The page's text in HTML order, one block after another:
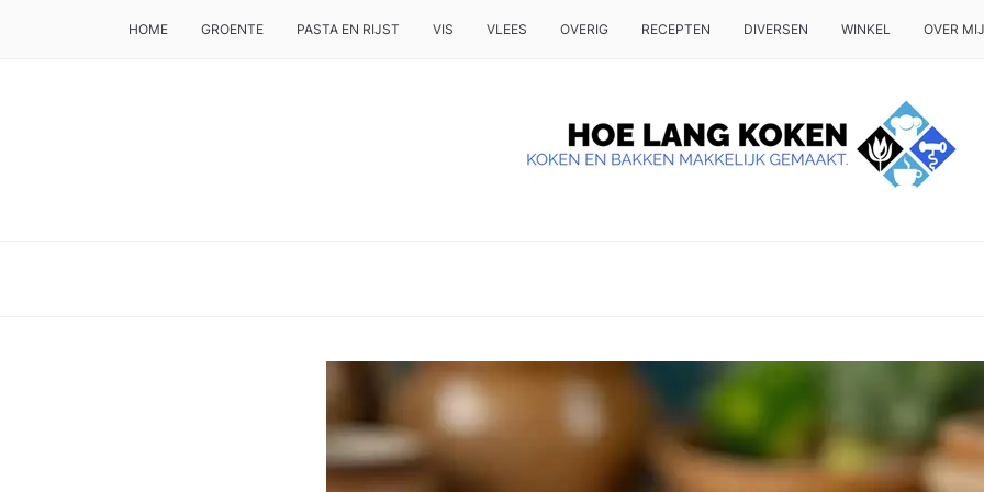
HOME GROENTE PASTA EN RIJST VIS VLEES OVERIG RECEPTEN DIVERSEN WINKEL OVER MIJ